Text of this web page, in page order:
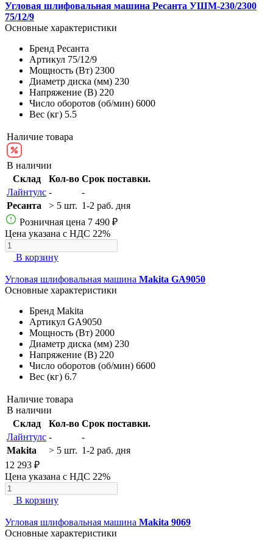
Угловая шлифовальная машина Ресанта УШМ-230/2300
75/12/9
Основные характеристики
Бренд Ресанта
Артикул 75/12/9
Мощность (Вт) 2300
Диаметр диска (мм) 230
Напряжение (В) 220
Число оборотов (об/мин) 6000
Вес (кг) 5.5
Наличие товара
В наличии
Склад
Кол-во Срок поставки.
Лайнтулс -
-
Ресанта
> 5 шт. 1-2 раб. дня
Розничная цена 7 490 ₽
Цена указана с НДС 22%
В корзину
Угловая шлифовальная машина Makita GA9050
Основные характеристики
Бренд Makita
Артикул GA9050
Мощность (Вт) 2000
Диаметр диска (мм) 230
Напряжение (В) 220
Число оборотов (об/мин) 6600
Вес (кг) 6.7
Наличие товара
В наличии
Склад
Кол-во Срок поставки.
Лайнтулс -
-
Makita
> 5 шт. 1-2 раб. дня
12 293 ₽
Цена указана с НДС 22%
В корзину
Угловая шлифовальная машина Makita 9069
Основные характеристики